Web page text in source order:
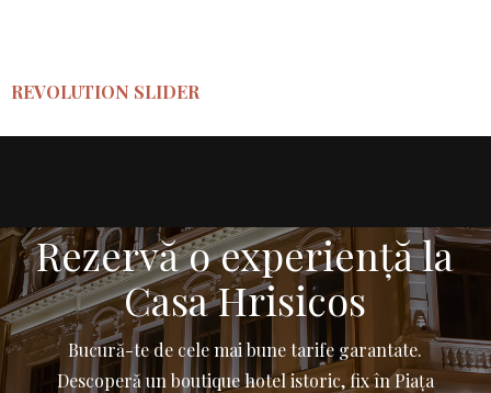
REVOLUTION SLIDER
Rezervă o experiență la
Casa Hrisicos
Bucură-te de cele mai bune tarife garantate.
Descoperă un boutique hotel istoric, fix în Piața